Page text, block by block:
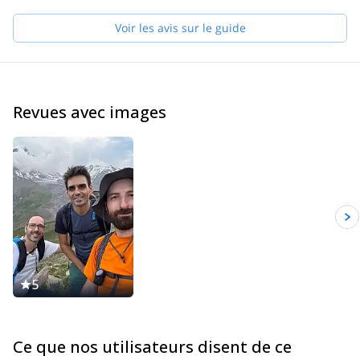
inoubliable et en toute sécurité sur le plus populaire "Mont
Kazbek" !
Je gère également d'autres programmes d'expédition comme le
Pour plus d'informations, n'hésitez pas à me contacter. Nous
pourrons discuter de vos souhaits et organiser des programmes
adaptés à vos besoins. Je serais heureux d'être votre guide et de
partager avec vous des moments inoubliables ! Je suis toujours
heureux d'aider des groupes à gravir des sommets en toute
sécurité et dans une atmosphère agréable.
Voir les avis sur le guide
Revues avec images
5
Ce que nos utilisateurs disent de ce